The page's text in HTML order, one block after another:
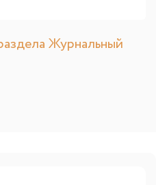
Журнальный